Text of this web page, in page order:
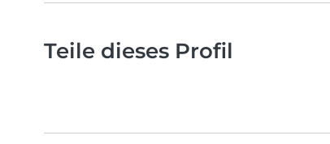
Teile dieses Profil